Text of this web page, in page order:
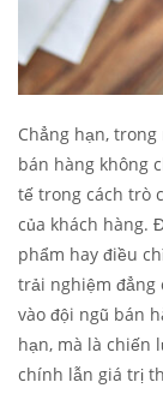
Chẳng hạn,
bán hàng không
tế trong cách trò
của khách hàng.
phẩm hay điều
trải nghiệm đẳng
vào đội ngũ bán
hạn, mà là chiến
chính lẫn giá trị